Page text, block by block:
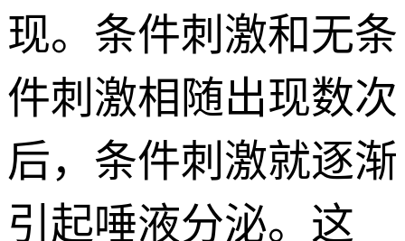
现。条件刺激和无条
件刺激相随出现数次
后，条件刺激就逐渐
引起唾液分泌。这